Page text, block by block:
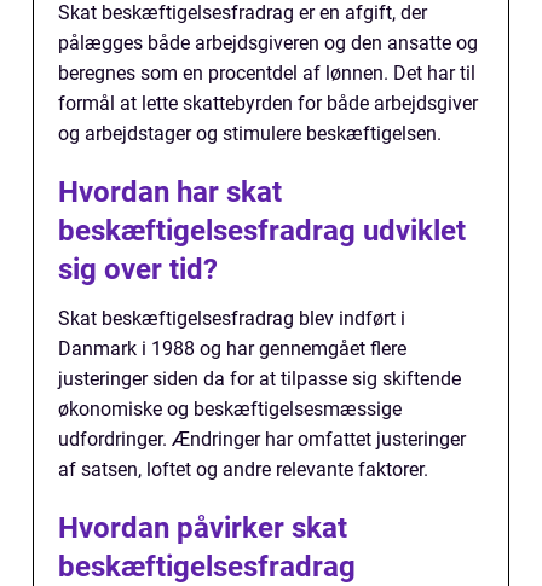
Skat beskæftigelsesfradrag er en afgift, der
pålægges både arbejdsgiveren og den ansatte og
beregnes som en procentdel af lønnen. Det har til
formål at lette skattebyrden for både arbejdsgiver
og arbejdstager og stimulere beskæftigelsen.
Hvordan har skat
beskæftigelsesfradrag udviklet
sig over tid?
Skat beskæftigelsesfradrag blev indført i
Danmark i 1988 og har gennemgået flere
justeringer siden da for at tilpasse sig skiftende
økonomiske og beskæftigelsesmæssige
udfordringer. Ændringer har omfattet justeringer
af satsen, loftet og andre relevante faktorer.
Hvordan påvirker skat
beskæftigelsesfradrag